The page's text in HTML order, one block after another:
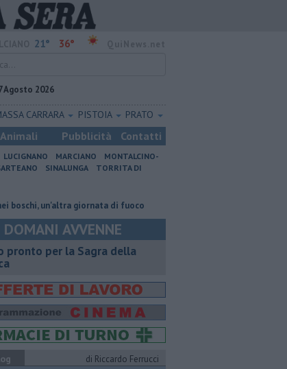
21° 36°
Agosto 2026
CARRARA PISTOIA PRATO
Animali Pubblicità Contatti
LUCIGNANO MARCIANO
MONTALCINO-
SINALUNGA
TORRITA DI
un'altra giornata di fuoco Autovelox, se la banchina è stretta la
DOMANI AVVENNE
pronto per la Sagra della
di Riccardo Ferrucci